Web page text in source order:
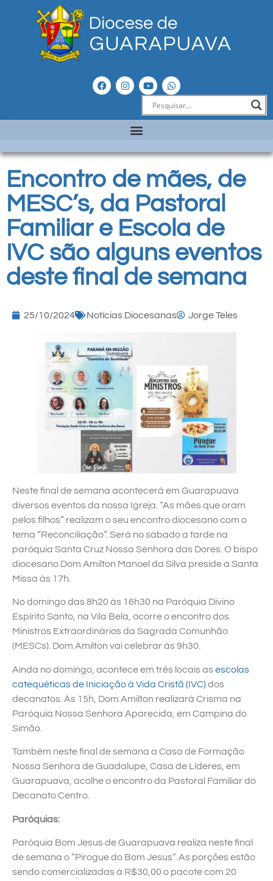
Encontro de mães, de
MESC’s, da Pastoral
Familiar e Escola de
IVC são alguns eventos
deste final de semana
25/10/2024 Notícias Diocesanas Jorge Teles
Neste final de semana acontecerá em Guarapuava
diversos eventos da nossa Igreja. “As mães que oram
pelos filhos” realizam o seu encontro diocesano com o
tema “Reconciliação”. Será no sábado a tarde na
paróquia Santa Cruz Nossa Senhora das Dores. O bispo
diocesano Dom Amilton Manoel da Silva preside a Santa
Missa às 17h.
No domingo das 8h20 às 16h30 na Paróquia Divino
Espírito Santo, na Vila Bela, ocorre o encontro dos
Ministros Extraordinários da Sagrada Comunhão
(MESCs). Dom Amilton vai celebrar às 9h30.
Ainda no domingo, acontece em três locais as escolas
catequéticas de Iniciação à Vida Cristã (IVC)dos
decanatos. Às 15h, Dom Amilton realizará Crisma na
Paróquia Nossa Senhora Aparecida, em Campina do
Simão.
Também neste final de semana a Casa de Formação
Nossa Senhora de Guadalupe, Casa de Líderes, em
Guarapuava, acolhe o encontro da Pastoral Familiar do
Decanato Centro.
Paróquias:
Paróquia Bom Jesus de Guarapuava realiza neste final
de semana o “Pirogue do Bom Jesus”. As porções estão
sendo comercializadas à R$30,00 o pacote com 20